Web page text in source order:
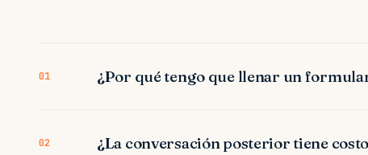
01 ¿Por qué tengo que llenar un
02 ¿La conversación posterior tiene